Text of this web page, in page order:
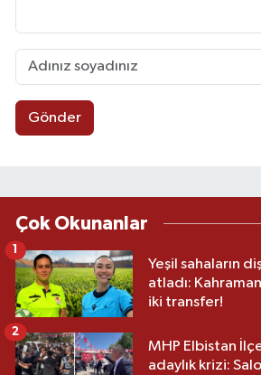
Gönder
Çok Okunanlar
Yeşil sahaların
atladı:
iki transfer!
MHP Elbistan
adaylık krizi:
2